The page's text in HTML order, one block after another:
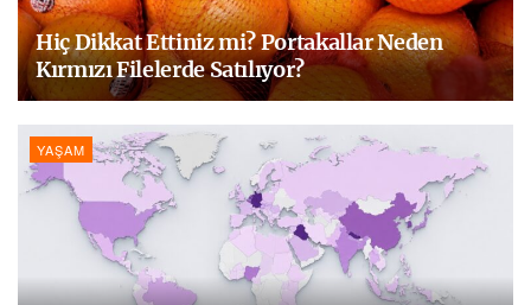
Hiç Dikkat Ettiniz mi? Portakallar Neden
Kırmızı Filelerde Satılıyor?
YAŞAM